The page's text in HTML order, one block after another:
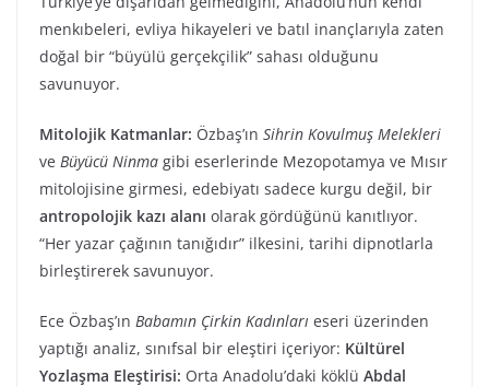
menkıbeleri, evliya hikayeleri ve batıl inançlarıyla zaten
doğal bir “büyülü gerçekçilik” sahası olduğunu
savunuyor.
Mitolojik Katmanlar: Özbaş’ın Sihrin Kovulmuş Melekleri
ve Büyücü Ninma gibi eserlerinde Mezopotamya ve Mısır
mitolojisine girmesi, edebiyatı sadece kurgu değil, bir
antropolojik kazı alanı olarak gördüğünü kanıtlıyor.
“Her yazar çağının tanığıdır” ilkesini, tarihi dipnotlarla
birleştirerek savunuyor.
Ece Özbaş’ın Babamın Çirkin Kadınları eseri üzerinden
yaptığı analiz, sınıfsal bir eleştiri içeriyor: Kültürel
Yozlaşma Eleştirisi: Orta Anadolu’daki köklü Abdal